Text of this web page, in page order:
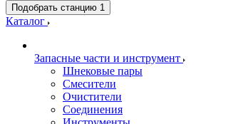
Подобрать станцию 1
Каталог
Запасные части и инструмент
Шнековые пары
Смесители
Очистители
Соединения